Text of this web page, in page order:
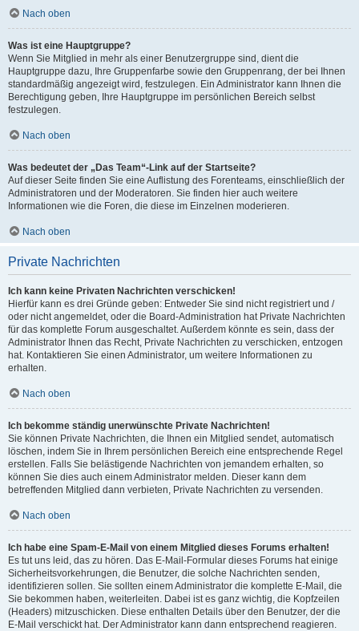
Nach oben
Was ist eine Hauptgruppe?
Wenn Sie Mitglied in mehr als einer Benutzergruppe sind, dient die
Hauptgruppe dazu, Ihre Gruppenfarbe sowie den Gruppenrang, der bei Ihnen
standardmäßig angezeigt wird, festzulegen. Ein Administrator kann Ihnen die
Berechtigung geben, Ihre Hauptgruppe im persönlichen Bereich selbst
festzulegen.
Nach oben
Was bedeutet der „Das Team“-Link auf der Startseite?
Auf dieser Seite finden Sie eine Auflistung des Forenteams, einschließlich der
Administratoren und der Moderatoren. Sie finden hier auch weitere
Informationen wie die Foren, die diese im Einzelnen moderieren.
Nach oben
Private Nachrichten
Ich kann keine Privaten Nachrichten verschicken!
Hierfür kann es drei Gründe geben: Entweder Sie sind nicht registriert und /
oder nicht angemeldet, oder die Board-Administration hat Private Nachrichten
für das komplette Forum ausgeschaltet. Außerdem könnte es sein, dass der
Administrator Ihnen das Recht, Private Nachrichten zu verschicken, entzogen
hat. Kontaktieren Sie einen Administrator, um weitere Informationen zu
erhalten.
Nach oben
Ich bekomme ständig unerwünschte Private Nachrichten!
Sie können Private Nachrichten, die Ihnen ein Mitglied sendet, automatisch
löschen, indem Sie in Ihrem persönlichen Bereich eine entsprechende Regel
erstellen. Falls Sie belästigende Nachrichten von jemandem erhalten, so
können Sie dies auch einem Administrator melden. Dieser kann dem
betreffenden Mitglied dann verbieten, Private Nachrichten zu versenden.
Nach oben
Ich habe eine Spam-E-Mail von einem Mitglied dieses Forums erhalten!
Es tut uns leid, das zu hören. Das E-Mail-Formular dieses Forums hat einige
Sicherheitsvorkehrungen, die Benutzer, die solche Nachrichten senden,
identifizieren sollen. Sie sollten einem Administrator die komplette E-Mail, die
Sie bekommen haben, weiterleiten. Dabei ist es ganz wichtig, die Kopfzeilen
(Headers) mitzuschicken. Diese enthalten Details über den Benutzer, der die
E-Mail verschickt hat. Der Administrator kann dann entsprechend reagieren.